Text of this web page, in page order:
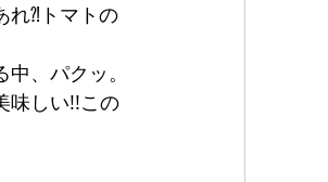
れ⁈トマトの
、パクッ。
味しい!!この